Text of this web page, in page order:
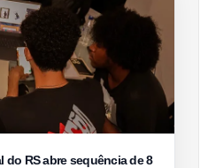
do RS abre sequência de 8